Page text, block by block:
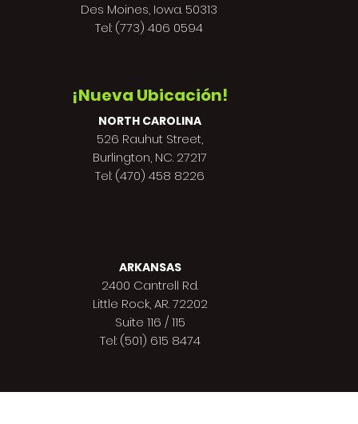
Des Moines, Iowa. 50313
Tel: (773) 406 0594
¡Nueva Ubicación!
NORTH CAROLINA
526 Rauhut Street,
Burlington, NC. 27217
Tel: (470) 458 8226
ARKANSAS
2400 Cantrell Rd.
Little Rock, AR. 72202
Suite 116 / 115
Tel: (501) 615 8474